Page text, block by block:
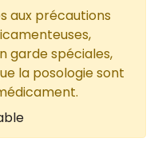
aux précautions
garde spéciales,
la posologie sont